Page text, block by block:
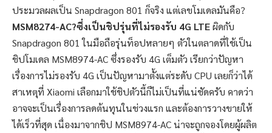
ประมวลผลเป็น Snapdragon 801 ก็จริง แต่เลขโมเดลมันคือ?
MSM8274-AC?ซึ่งเป็นชิปรุ่นที่ไม่รองรับ 4G LTEผิดกับ
Snapdragon 801 ในมือถือรุ่นท็อปหลายๆ ตัวในตลาดที่ใช้เป็น
ชิปโมเดล MSM8974-AC ซึ่งรองรับ 4G เต็มตัว เรียกว่าปัญหา
เรื่องการไม่รองรับ 4G เป็นปัญหามาตั้งแต่ระดับ CPU เลยก็ว่าได้
สาเหตุที่ Xiaomi เลือกมาใช้ชิปตัวนี้ก็ไม่เป็นที่แน่ชัดครับ คาดว่า
อาจจะเป็นเรื่องการลดต้นทุนในช่วงแรก และต้องการวางขายให้
ได้เร็วที่สุด เนื่องมาจากชิป MSM8974-AC น่าจะถูกจองโดยผู้ผลิต